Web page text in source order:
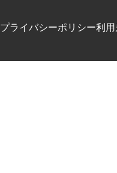
プライバシーポリシー利